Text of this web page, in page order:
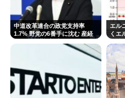
に出演も、ひろゆきの様子
【陽キャ？】ヤリラ系（や
由🔥www
【なぞなぞ】義母、義妹、
佐藤二朗、胸中吐露「”ほん
らは何ひとつ言えなくて…
NHKさん、女がいかにイー
中道改革連合の政党支持率
1.7% 野党の6番手に沈む 産経
エル
くエ